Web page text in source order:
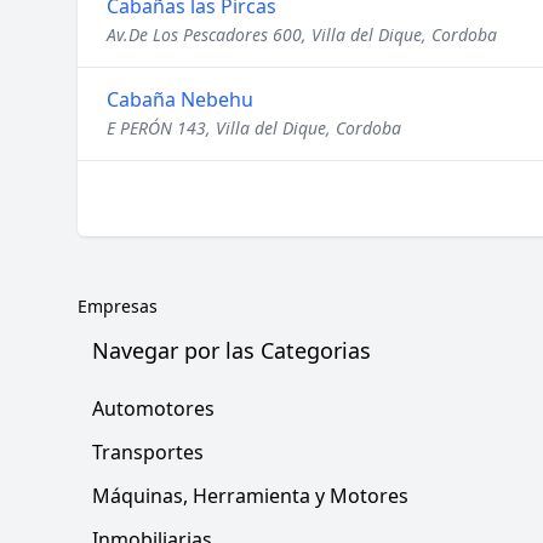
Cabañas las Pircas
Av.De Los Pescadores 600, Villa del Dique, Cordoba
Cabaña Nebehu
E PERÓN 143, Villa del Dique, Cordoba
Empresas
Navegar por las Categorias
Automotores
Transportes
Máquinas, Herramienta y Motores